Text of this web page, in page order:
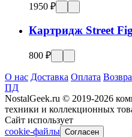
1950 ₽
Картридж Street
800 ₽
О нас Доставка Оплата
ПД
NostalGeek.ru © 2019-2026
техники и коллекционных
Сайт использует
cookie-файлы Согласен